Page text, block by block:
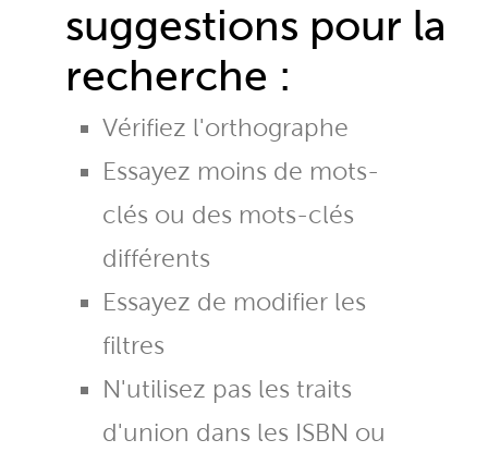
suggestions pour la
recherche :
Vérifiez l'orthographe
Essayez moins de mots-
clés ou des mots-clés
différents
Essayez de modifier les
filtres
N'utilisez pas les traits
d'union dans les ISBN ou